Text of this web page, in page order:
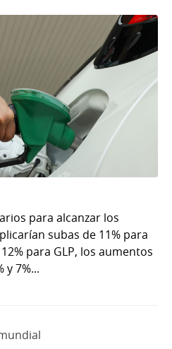
para alcanzar los
subas de 11% para
para GLP, los aumentos
y 7%...